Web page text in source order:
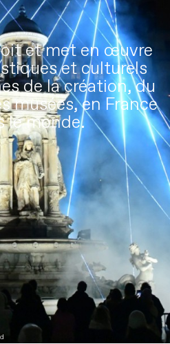
et met en œuvre
et culturels
de la création, du
musées, en France
le monde.